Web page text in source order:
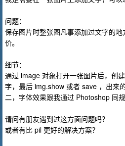
问题：
保存图片时整张图凡事添加过文字的
价。
细节：
通过 image 对象打开一张图片后，创
字，最后 img.show 或者 save ，出来
二，字体效果跟我通过 Photoshop 同
请问有朋友遇到过这方面问题吗？
或者有比 pil 更好的解决方案？